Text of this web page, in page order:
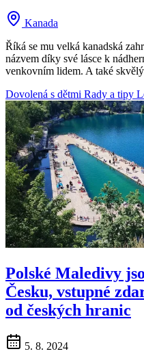
Kanada
Říká se mu velká kanadská
názvem díky své lásce k
venkovním lidem. A také
Dovolená s dětmi Rady a tipy
Polské Maledivy
Česku, vstupné
od českých hranic
5. 8. 2024